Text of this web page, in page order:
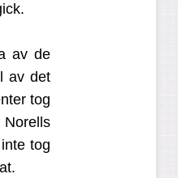
av de
av det
tog
Norells
tog